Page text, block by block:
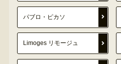
パブロ・ピカソ
Limoges リモージュ